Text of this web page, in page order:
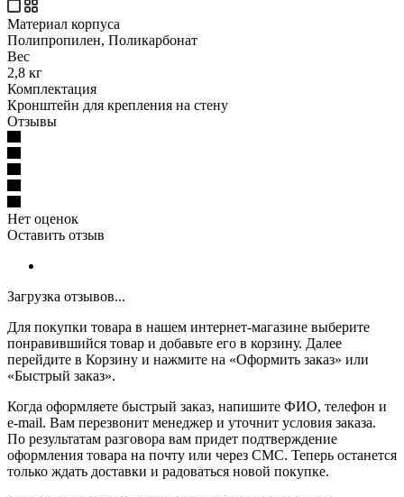
Материал корпуса
Полипропилен, Поликарбонат
Вес
2,8 кг
Комплектация
Кронштейн для крепления на стену
Отзывы
Нет оценок
Оставить отзыв
Загрузка отзывов...
Для покупки товара в нашем интернет-магазине выберите
понравившийся товар и добавьте его в корзину. Далее
перейдите в Корзину и нажмите на «Оформить заказ» или
«Быстрый заказ».
Когда оформляете быстрый заказ, напишите ФИО, телефон и
e-mail. Вам перезвонит менеджер и уточнит условия заказа.
По результатам разговора вам придет подтверждение
оформления товара на почту или через СМС. Теперь останется
только ждать доставки и радоваться новой покупке.